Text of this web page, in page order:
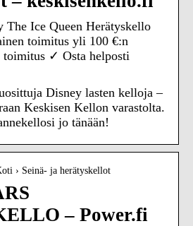
Ice Queen Herätyskello
toimitus yli 100 €:n
✓ Osta helposti
Disney lasten kelloja –
Keskisen Kellon varastolta.
jo tänään!
› Seinä- ja herätyskellot
– Power.fi